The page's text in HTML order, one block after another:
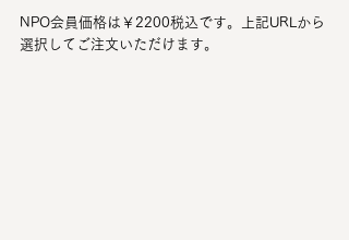
NPO会員価格は￥2200税込です。上記URLから
選択してご注文いただけます。